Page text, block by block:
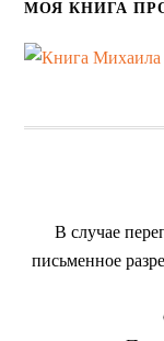
МОЯ КНИГА
В случае
письменное